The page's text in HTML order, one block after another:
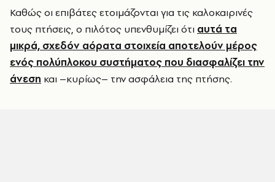
Καθώς οι επιβάτες ετοιμάζονται για τις καλοκαιρινές
τους πτήσεις, ο πιλότος υπενθυμίζει ότι αυτά τα
μικρά, σχεδόν αόρατα στοιχεία αποτελούν μέρος
ενός πολύπλοκου συστήματος που διασφαλίζει την
άνεση και –κυρίως– την ασφάλεια της πτήσης.